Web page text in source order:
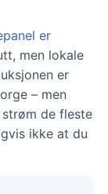
av
og
er
men lokale
er
– men
strøm de fleste
ikke at du